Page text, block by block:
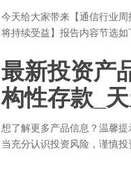
今天给大家带来【通信行业
将持续受益】报告内容节选
最新投资产
构性存款_
想了解更多产品信息？温馨
当充分认识投资风险，谨慎